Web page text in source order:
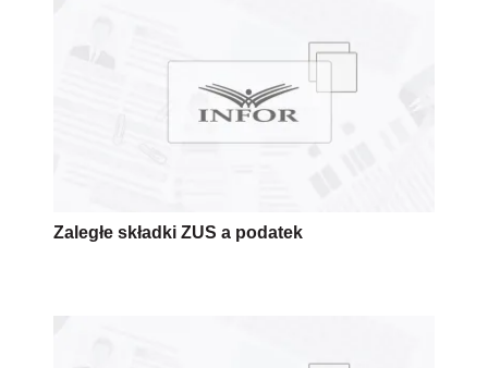
Zaległe składki ZUS a podatek